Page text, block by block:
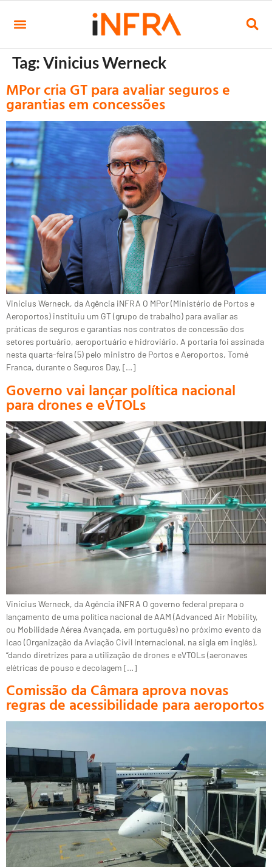
Tag:Vinicius Werneck
MPor cria GT para avaliar seguros e
garantias em concessões
Vinicius Werneck, da Agência iNFRA O MPor (Ministério de Portos e
Aeroportos) instituiu um GT (grupo de trabalho) para avaliar as
práticas de seguros e garantias nos contratos de concessão dos
setores portuário, aeroportuário e hidroviário. A portaria foi assinada
nesta quarta-feira (5) pelo ministro de Portos e Aeroportos, Tomé
Franca, durante o Seguros Day, […]
Governo vai lançar política nacional
para drones e eVTOLs
Vinicius Werneck, da Agência iNFRA O governo federal prepara o
lançamento de uma política nacional de AAM (Advanced Air Mobility,
ou Mobilidade Aérea Avançada, em português) no próximo evento da
Icao (Organização da Aviação Civil Internacional, na sigla em inglês),
“dando diretrizes para a utilização de drones e eVTOLs (aeronaves
elétricas de pouso e decolagem […]
Comissão da Câmara aprova novas
regras de acessibilidade para aeroportos